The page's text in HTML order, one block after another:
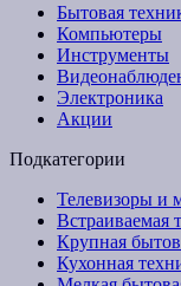
Бытовая
Компьютеры
Инструменты
Электроника
Акции
Подкатегории
Телевизоры и
Встраиваемая
Крупная
Кухонная